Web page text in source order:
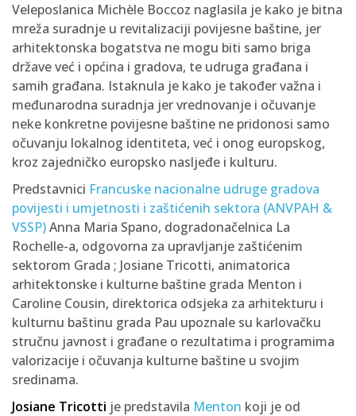
Veleposlanica Michèle Boccoz naglasila je kako je bitna
mreža suradnje u revitalizaciji povijesne baštine, jer
arhitektonska bogatstva ne mogu biti samo briga
države već i općina i gradova, te udruga građana i
samih građana. Istaknula je kako je također važna i
međunarodna suradnja jer vrednovanje i očuvanje
neke konkretne povijesne baštine ne pridonosi samo
očuvanju lokalnog identiteta, već i onog europskog,
kroz zajedničko europsko nasljeđe i kulturu.
Predstavnici Francuske nacionalne udruge gradova
povijesti i umjetnosti i zaštićenih sektora (ANVPAH &
VSSP)Anna Maria Spano, dogradonačelnica La
Rochelle-a, odgovorna za upravljanje zaštićenim
sektorom Grada ; Josiane Tricotti, animatorica
arhitektonske i kulturne baštine grada Menton i
Caroline Cousin, direktorica odsjeka za arhitekturu i
kulturnu baštinu grada Pau upoznale su karlovačku
stručnu javnost i građane o rezultatima i programima
valorizacije i očuvanja kulturne baštine u svojim
sredinama.
Josiane Tricotti je predstavila Menton koji je od